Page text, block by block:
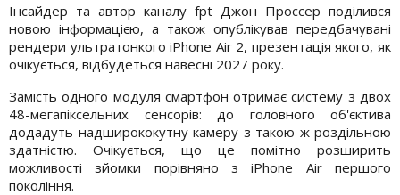
Інсайдер та автор каналу fpt Джон Проссер поділився
новою інформацією, а також опублікував передбачувані
рендери ультратонкого iPhone Air 2, презентація якого, як
очікується, відбудеться навесні 2027 року.
Замість одного модуля смартфон отримає систему з двох
48-мегапіксельних сенсорів: до головного об'єктива
додадуть надширококутну камеру з такою ж роздільною
здатністю. Очікується, що це помітно розширить
можливості зйомки порівняно з iPhone Air першого
покоління.